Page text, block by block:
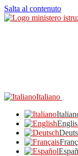
Salta al contenuto
Italiano